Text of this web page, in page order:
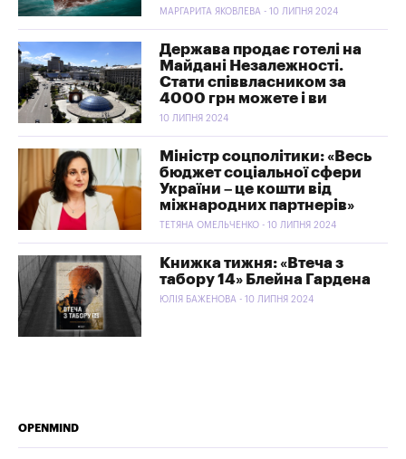
МАРГАРИТА ЯКОВЛЕВА - 10 ЛИПНЯ 2024
Держава продає готелі на
Майдані Незалежності.
Стати співвласником за
4000 грн можете і ви
10 ЛИПНЯ 2024
Міністр соцполітики: «Весь
бюджет соціальної сфери
України – це кошти від
міжнародних партнерів»
ТЕТЯНА ОМЕЛЬЧЕНКО - 10 ЛИПНЯ 2024
Книжка тижня: «Втеча з
табору 14» Блейна Гардена
ЮЛІЯ БАЖЕНОВА - 10 ЛИПНЯ 2024
OPENMIND